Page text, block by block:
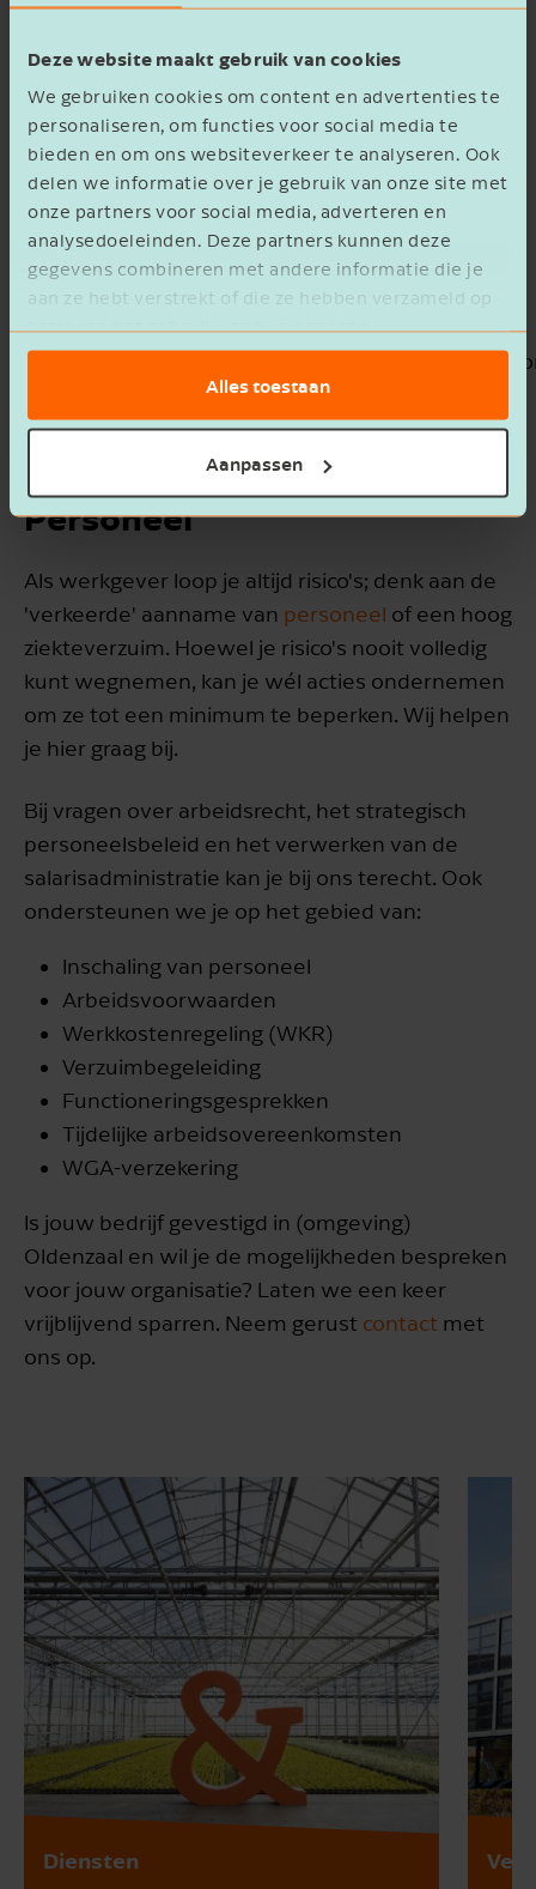
Deze website maakt gebruik van cookies
We gebruiken cookies om content en advertenties te
personaliseren, om functies voor social media te
bieden en om ons websiteverkeer te analyseren. Ook
delen we informatie over je gebruik van onze site met
onze partners voor social media, adverteren en
analysedoeleinden. Deze partners kunnen deze
gegevens combineren met andere informatie die je
aan ze hebt verstrekt of die ze hebben verzameld op
basis van het gebruik van hun services.
Alles toestaan
Aanpassen
Hoe we je fiscale positie kunnen
optimaliseren en welke structuur daar het
beste bij past.
Waar voor jou nog kansen liggen voor een
optimale inkomens- en vermogenspositie.
Hoe je voldoende flexibiliteit inbouwt om in
te spelen op (veranderende) wet- en
regelgeving
van verschillende kennisgebieden of
Welke kansen er voor jou liggen op het
gebied van innovatie &
duurzaamheid (mvo).
Personeel
Als werkgever loop je altijd risico's; denk aan de
'verkeerde' aanname van personeel of een hoog
ziekteverzuim. Hoewel je risico's nooit volledig
kunt wegnemen, kan je wél acties ondernemen
om ze tot een minimum te beperken. Wij helpen
je hier graag bij.
Bij vragen over arbeidsrecht, het strategisch
personeelsbeleid en het verwerken van de
salarisadministratie kan je bij ons terecht. Ook
ondersteunen we je op het gebied van:
Inschaling van personeel
Arbeidsvoorwaarden
Werkkostenregeling (WKR)
Verzuimbegeleiding
Functioneringsgesprekken
Tijdelijke arbeidsovereenkomsten
WGA-verzekering
Is jouw bedrijf gevestigd in (omgeving)
Oldenzaal en wil je de mogelijkheden bespreken
voor jouw organisatie? Laten we een keer
vrijblijvend sparren. Neem gerust contact met
ons op.
Diensten